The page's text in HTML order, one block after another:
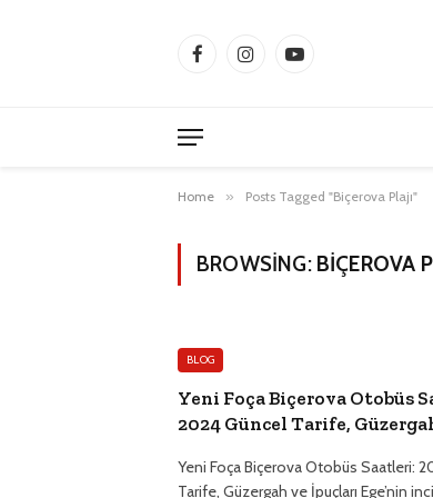
FacebookInstagramYouTube
Home » Posts Tagged "Biçerova Plajı"
BROWSING: BIÇEROVA
BLOG
Yeni Foça Biçerova Otobüs
2024 Güncel Tarife,
Yeni Foça Biçerova Otobüs Saatleri:
Tarife, Güzergah ve İpuçları Ege’nin